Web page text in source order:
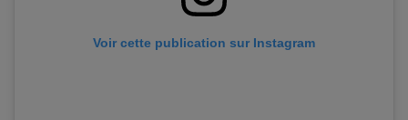
Voir cette publication sur Instagram